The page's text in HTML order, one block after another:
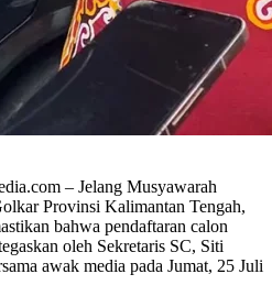
– Jelang Musyawarah
Provinsi Kalimantan Tengah,
bahwa pendaftaran calon
oleh Sekretaris SC, Siti
awak media pada Jumat, 25 Juli